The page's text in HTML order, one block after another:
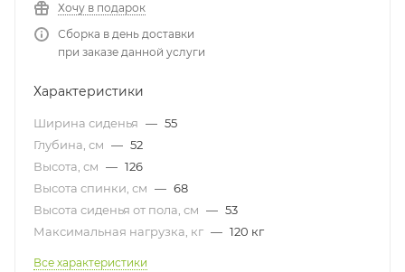
Хочу в подарок
Сборка в день доставки
при заказе данной услуги
Характеристики
Ширина сиденья — 55
Глубина, см — 52
Высота, см — 126
Высота спинки, см — 68
Высота сиденья от пола, см — 53
Максимальная нагрузка, кг — 120 кг
Все характеристики